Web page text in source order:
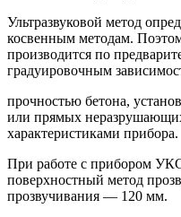
Ультразвуковой метод
косвенным методам.
производится по
градуировочным
прочностью бетона,
или прямых
характеристиками прибора.
При работе с прибором
поверхностный метод
прозвучивания — 120 мм.